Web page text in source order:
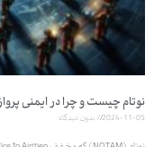
نوتام چیست و چرا در ایمنی
2024-11-05 بدون دیدگاه